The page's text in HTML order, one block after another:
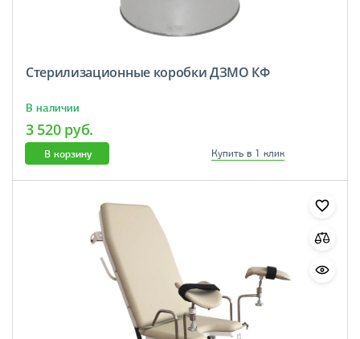
Стерилизационные коробки ДЗМО КФ
В наличии
3 520 руб.
В корзину Купить в 1 клик